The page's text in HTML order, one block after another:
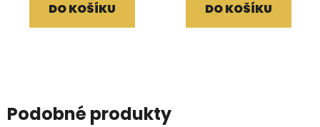
DO KOŠÍKU DO KOŠÍKU
Podobné produkty